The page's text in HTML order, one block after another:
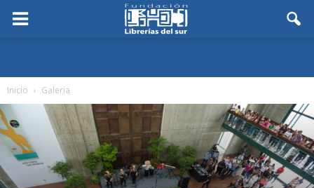
Inicio Galeria